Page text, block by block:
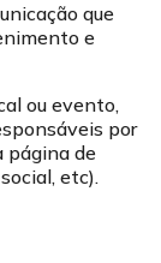
que
e
ou evento,
por
página de
etc).